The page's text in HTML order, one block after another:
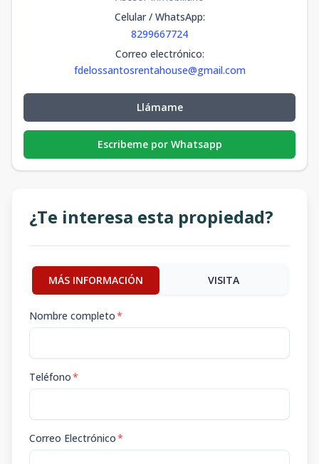
Celular / WhatsApp:
8299667724
Correo electrónico:
fdelossantosrentahouse@gmail.com
Llámame
Escribeme por Whatsapp
¿Te interesa esta propiedad?
MÁS INFORMACIÓN VISITA
Nombre completo*
Teléfono*
Correo Electrónico*